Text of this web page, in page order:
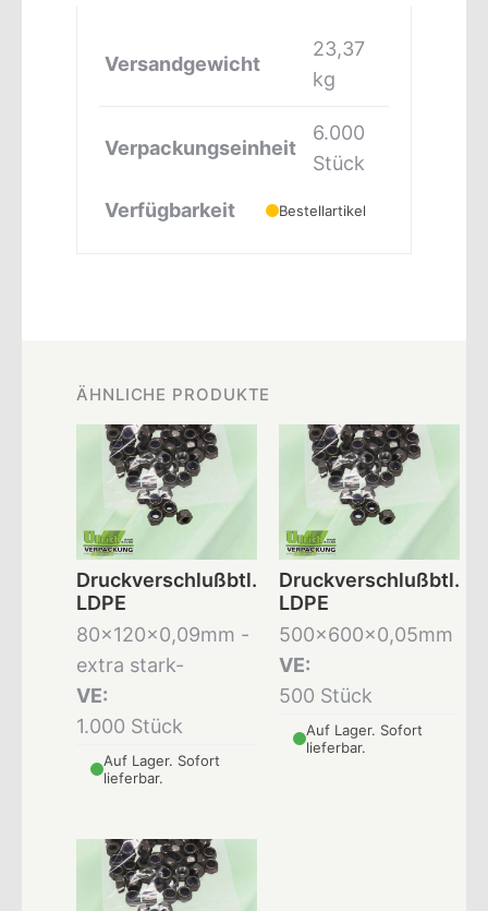
Versandgewicht
23,37
kg
Verpackungseinheit
6.000
Stück
Verfügbarkeit Bestellartikel
ÄHNLICHE PRODUKTE
Druckverschlußbtl.
LDPE
80x120x0,09mm -
extra stark-
VE:
1.000 Stück
Auf Lager. Sofort
lieferbar.
Druckverschlußbtl.
LDPE
500x600x0,05mm
VE:
500 Stück
Auf Lager. Sofort
lieferbar.